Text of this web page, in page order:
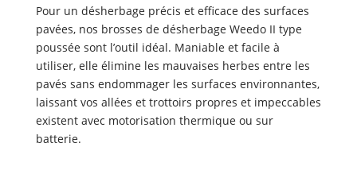
Pour un désherbage précis et efficace des surfaces
pavées, nos brosses de désherbage Weedo II type
poussée sont l’outil idéal. Maniable et facile à
utiliser, elle élimine les mauvaises herbes entre les
pavés sans endommager les surfaces environnantes,
laissant vos allées et trottoirs propres et impeccables
existent avec motorisation thermique ou sur
batterie.